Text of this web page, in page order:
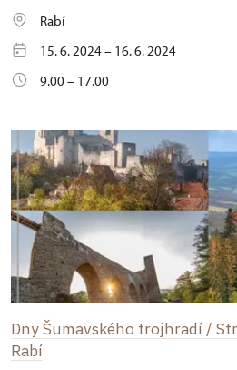
Rabí
15. 6. 2024 – 16. 6. 2024
9.00 – 17.00
Dny Šumavského trojhradí /
Rabí